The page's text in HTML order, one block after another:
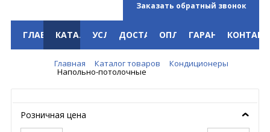
Заказать обратный звонок
ГЛАВНАЯКАТАЛОГУСЛУГИДОСТАВКАОПЛАТАГАРАНТИЯ
Главная Каталог товаров Кондиционеры
Напольно-потолочные
Розничная цена